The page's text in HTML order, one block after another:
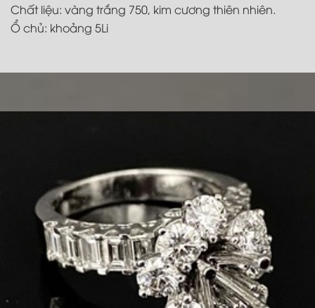
Chất liệu: vàng trắng 750, kim cương thiên nhiên.
Ổ chủ: khoảng 5Li